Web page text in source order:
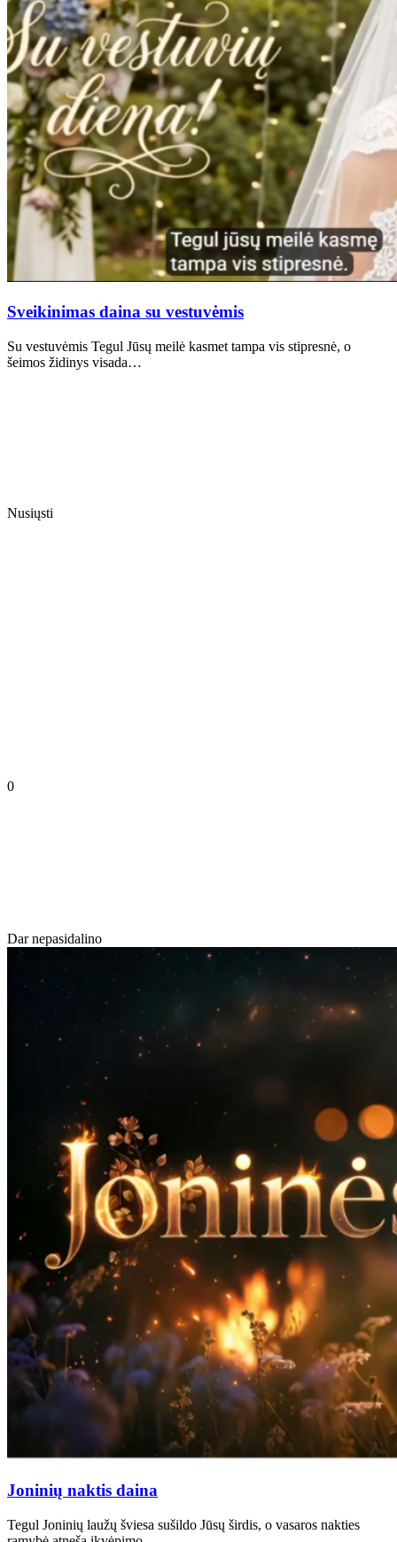
Sveikinimas daina su vestuvėmis
Su vestuvėmis Tegul Jūsų meilė kasmet tampa vis stipresnė, o
šeimos židinys visada…
Nusiųsti
0
Dar nepasidalino
Joninių naktis daina
Tegul Joninių laužų šviesa sušildo Jūsų širdis, o vasaros nakties